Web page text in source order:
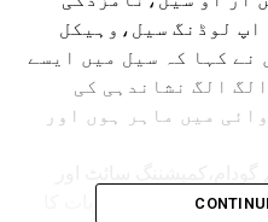
لوڈنگ سیل،وہیکل
نے کہا کہ سیل میں ایسے
الگ نشاندہی کی
میں ماہر ہوں اور
کا دورہ کر ضروریات کا